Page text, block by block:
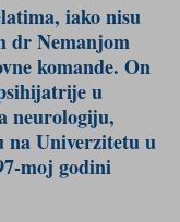
iako nisu
dr Nemanjom
komande. On
u
neurologiju,
Univerzitetu u
moj godini